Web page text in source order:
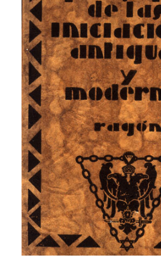
CATEGORÍAS
AUTORES DESTACADOS
GLOSARIO
CONTACTO
LOGIN / REGISTER
CART